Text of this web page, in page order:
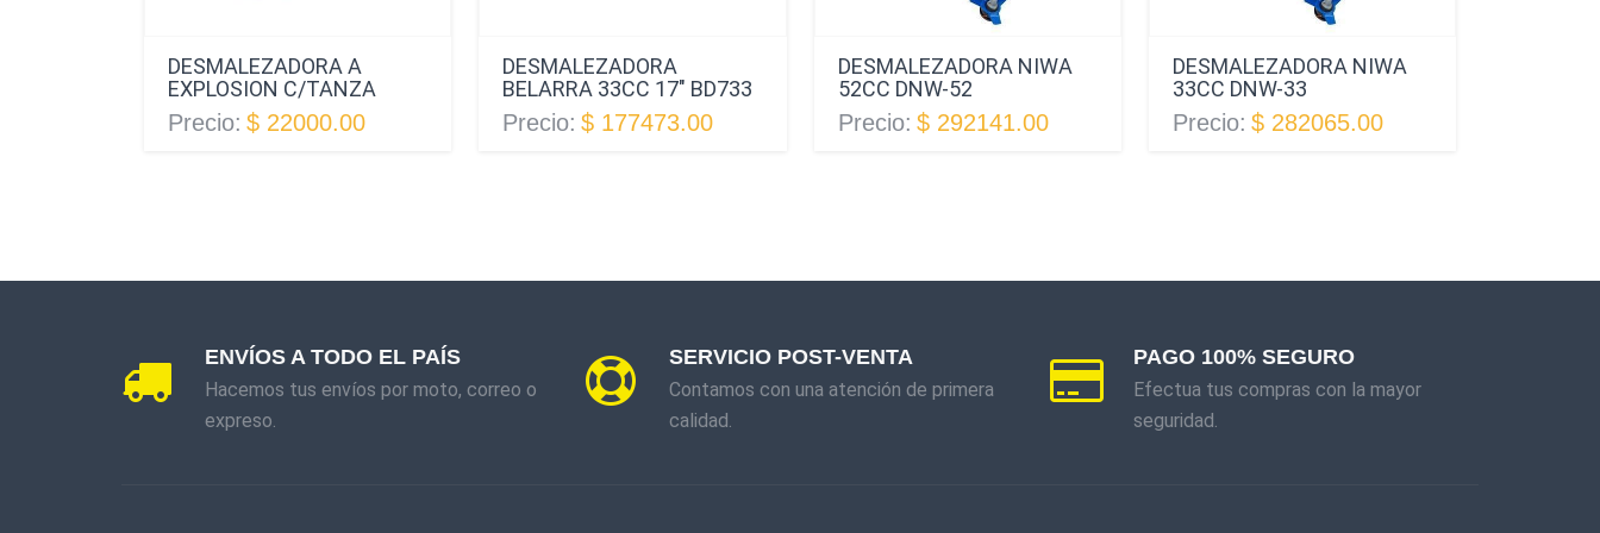
DESMALEZADORA A
EXPLOSION C/TANZA
Precio: $ 22000.00
DESMALEZADORA
BELARRA 33CC 17" BD733
Precio: $ 177473.00
DESMALEZADORA NIWA
52CC DNW-52
Precio: $ 292141.00
DESMALEZADORA NIWA
33CC DNW-33
Precio: $ 282065.00
ENVÍOS A TODO EL PAÍS
Hacemos tus envíos por moto, correo o
expreso.
SERVICIO POST-VENTA
Contamos con una atención de primera
calidad.
PAGO 100% SEGURO
Efectua tus compras con la mayor
seguridad.